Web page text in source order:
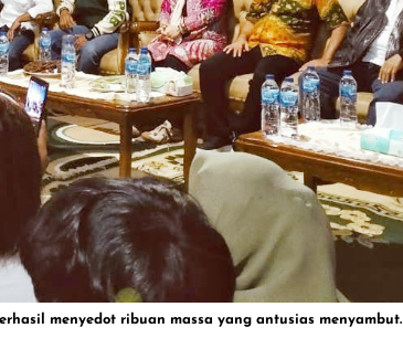
menyedot ribuan massa yang antusias menyambut.